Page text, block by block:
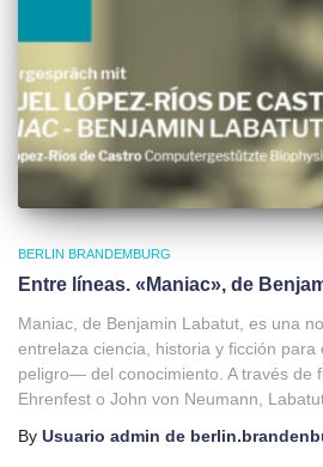
BERLIN BRANDEMBURG
Entre líneas. «Maniac», de
Maniac, de Benjamin Labatut, es una
entrelaza ciencia, historia y ficción
peligro— del conocimiento. A través de
Ehrenfest o John von Neumann,
By Usuario admin de